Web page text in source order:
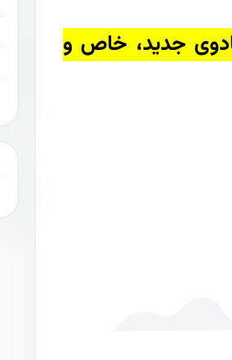
جدید، خاص و